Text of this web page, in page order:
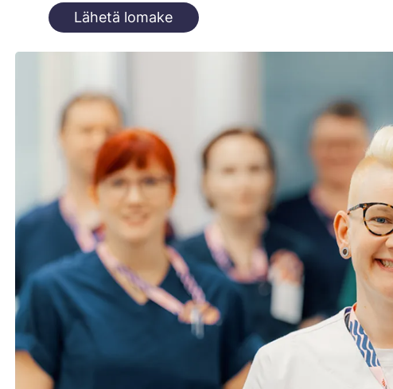
Lähetä lomake